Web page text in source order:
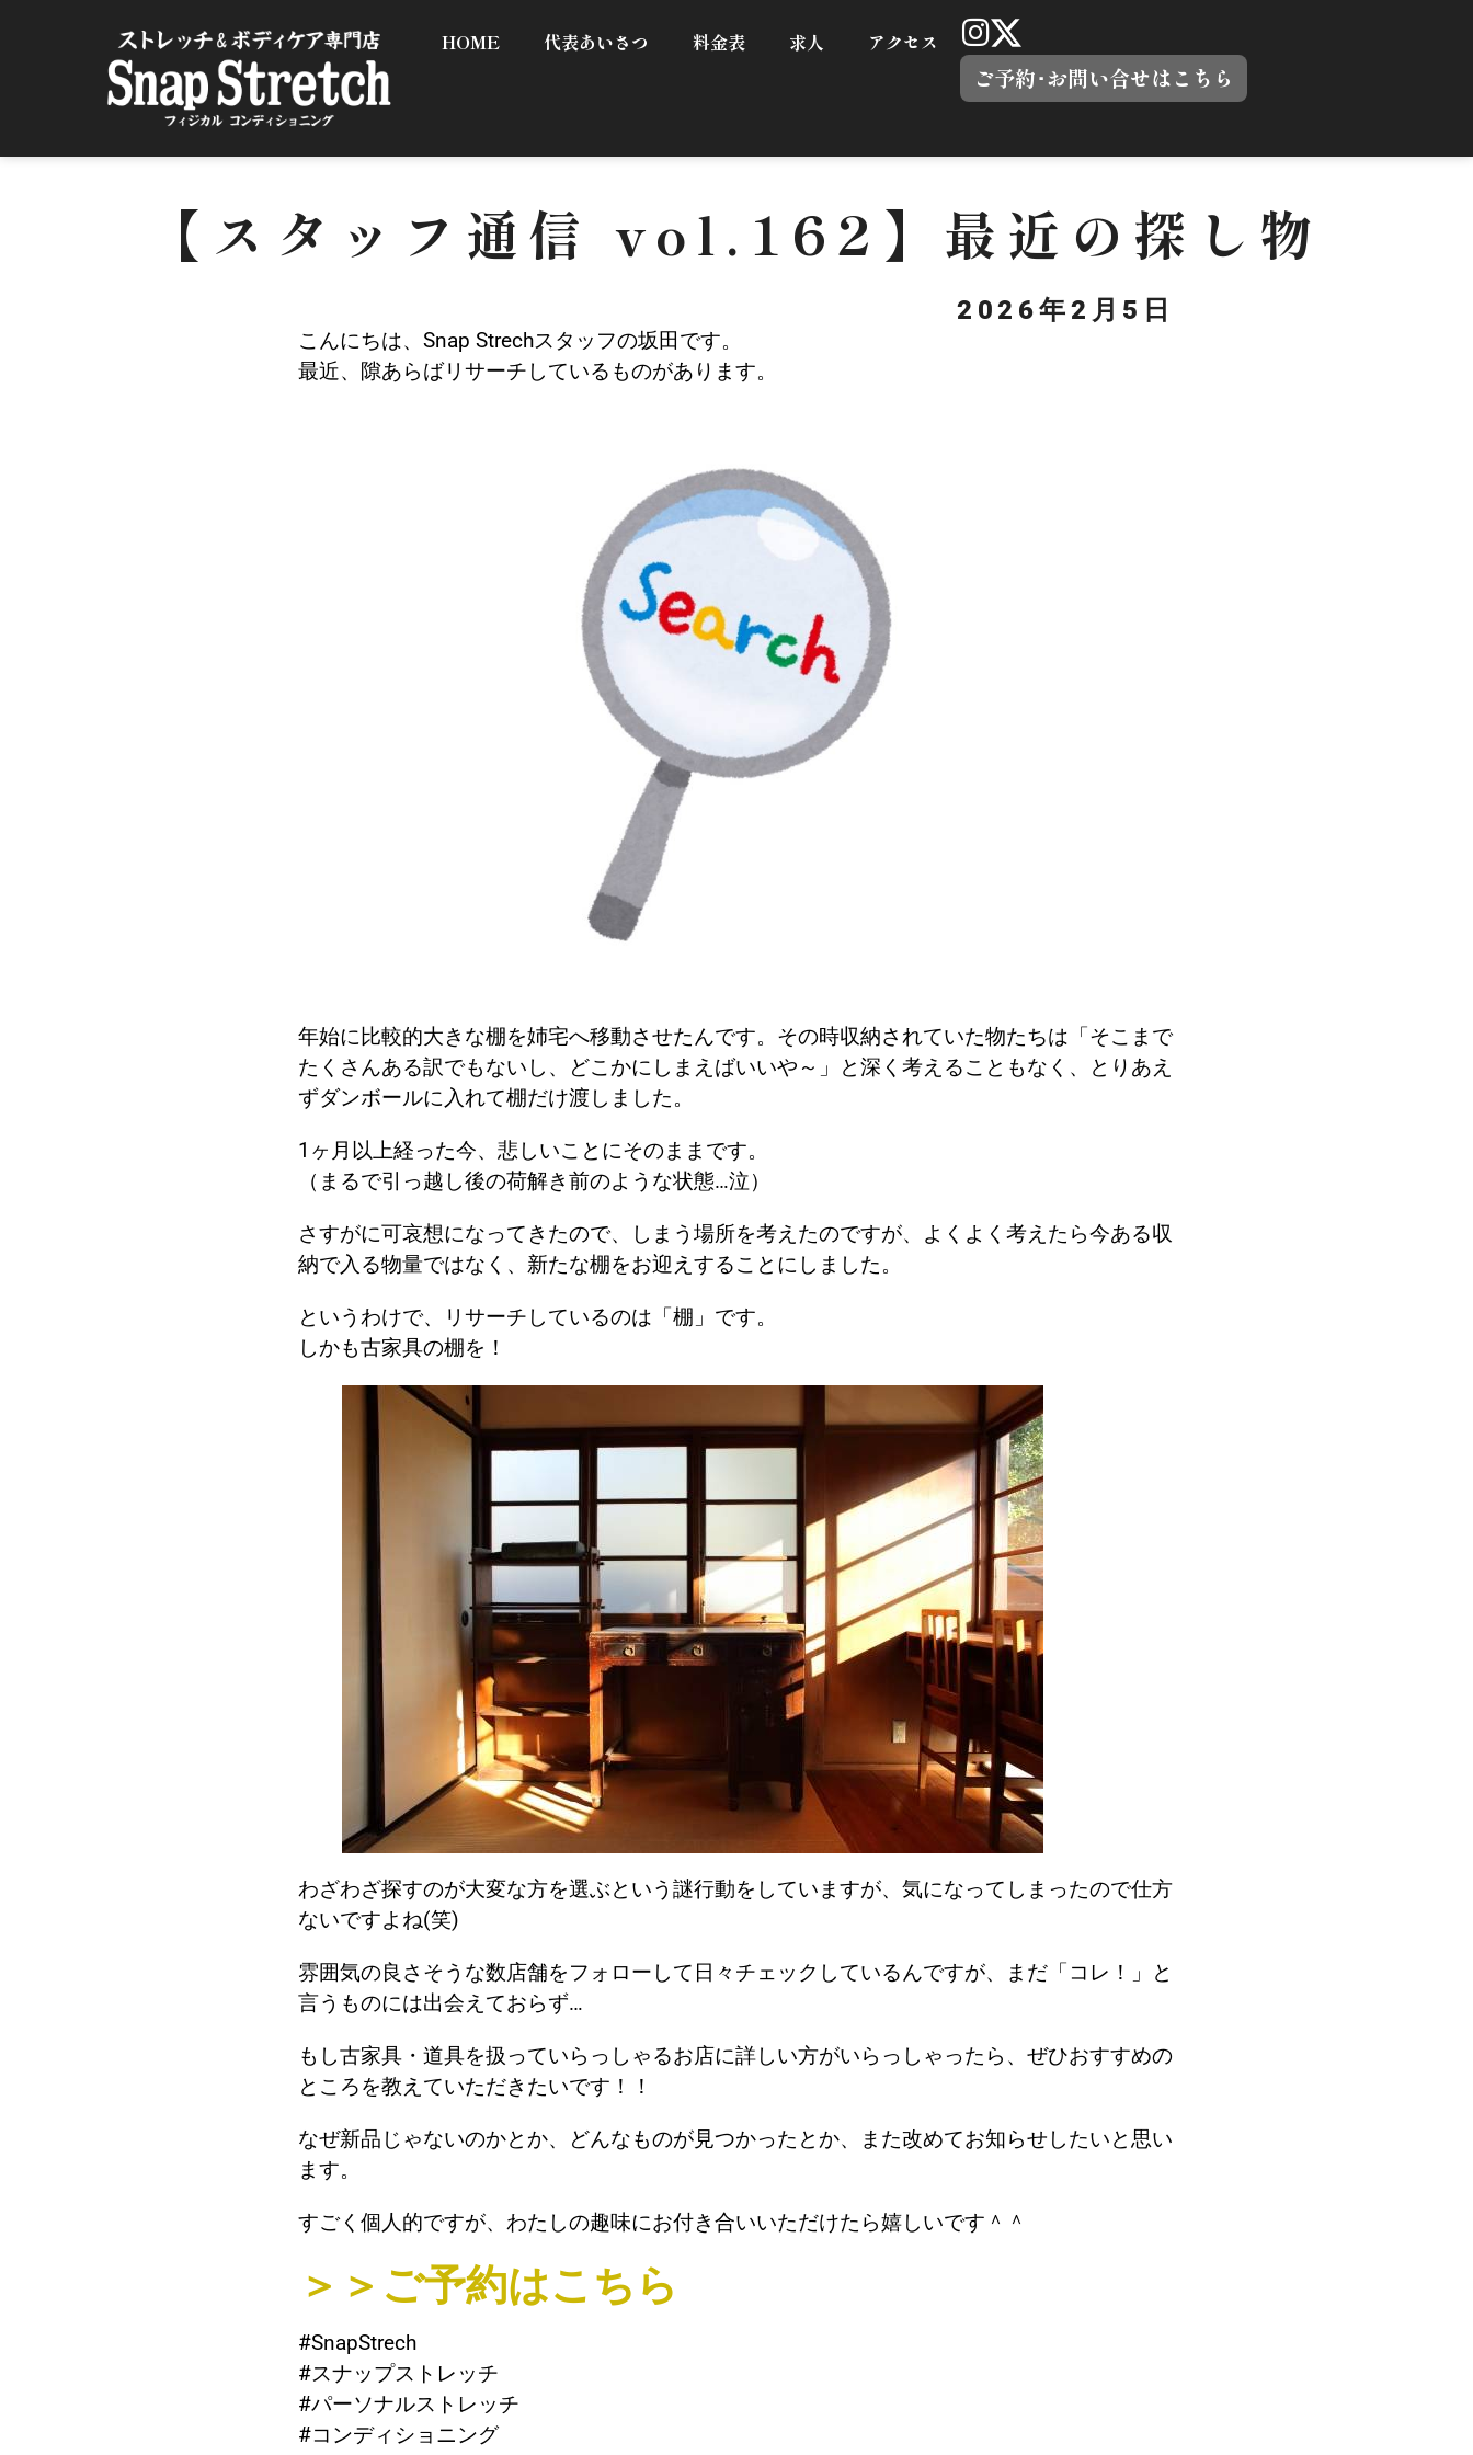
HOME 代表あいさつ 料金表 求人 アクセス
ご予約･お問い合せはこちら
【スタッフ通信 vol.162】最近の探し物
2026年2月5日
こんにちは、Snap Strechスタッフの坂田です。
最近、隙あらばリサーチしているものがあります。
年始に比較的大きな棚を姉宅へ移動させたんです。その時収納されていた物たちは「そこまで
たくさんある訳でもないし、どこかにしまえばいいや～」と深く考えることもなく、とりあえ
ずダンボールに入れて棚だけ渡しました。
1ヶ月以上経った今、悲しいことにそのままです。
（まるで引っ越し後の荷解き前のような状態…泣）
さすがに可哀想になってきたので、しまう場所を考えたのですが、よくよく考えたら今ある収
納で入る物量ではなく、新たな棚をお迎えすることにしました。
というわけで、リサーチしているのは「棚」です。
しかも古家具の棚を！
わざわざ探すのが大変な方を選ぶという謎行動をしていますが、気になってしまったので仕方
ないですよね(笑)
雰囲気の良さそうな数店舗をフォローして日々チェックしているんですが、まだ「コレ！」と
言うものには出会えておらず…
もし古家具・道具を扱っていらっしゃるお店に詳しい方がいらっしゃったら、ぜひおすすめの
ところを教えていただきたいです！！
なぜ新品じゃないのかとか、どんなものが見つかったとか、また改めてお知らせしたいと思い
ます。
すごく個人的ですが、わたしの趣味にお付き合いいただけたら嬉しいです＾＾
＞＞ご予約はこちら
#SnapStrech
#スナップストレッチ
#パーソナルストレッチ
#コンディショニング